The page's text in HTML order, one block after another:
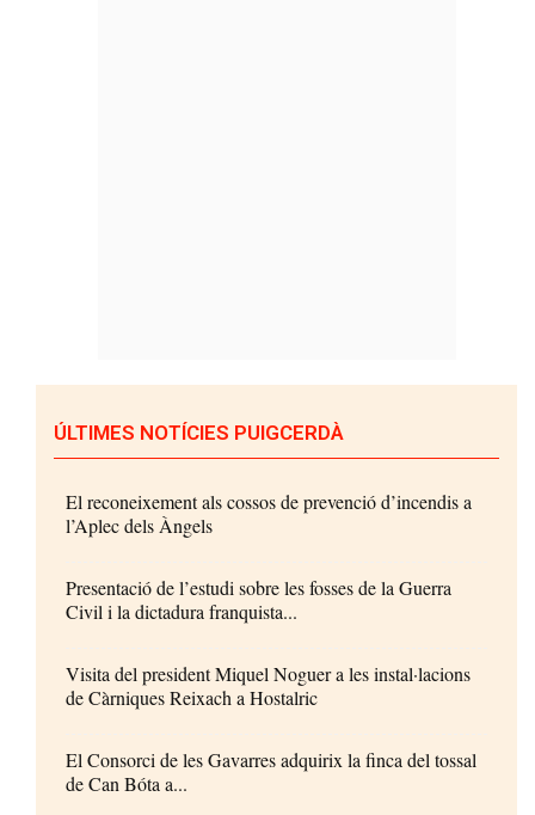
ÚLTIMES NOTÍCIES PUIGCERDÀ
El reconeixement als cossos de prevenció d’incendis a
l’Aplec dels Àngels
Presentació de l’estudi sobre les fosses de la Guerra
Civil i la dictadura franquista...
Visita del president Miquel Noguer a les instal·lacions
de Càrniques Reixach a Hostalric
El Consorci de les Gavarres adquirix la finca del tossal
de Can Bóta a...